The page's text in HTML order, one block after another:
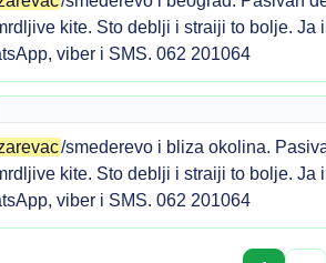
kite. Sto deblji i straiji to bolje.
viber i SMS. 062 201064
/smederevo i bliza okolina.
kite. Sto deblji i straiji to bolje.
viber i SMS. 062 201064